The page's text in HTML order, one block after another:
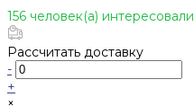
156 человек(а)
Рассчитать доставку
-
+